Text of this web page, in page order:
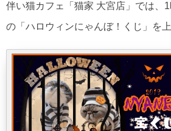
伴い猫カフェ「猫家 大宮店」では、
の「ハロウィンにゃんぼ！くじ」を